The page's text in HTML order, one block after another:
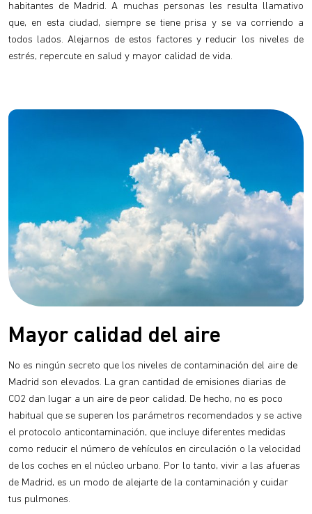
habitantes de Madrid. A muchas personas les resulta llamativo
que, en esta ciudad, siempre se tiene prisa y se va corriendo a
todos lados. Alejarnos de estos factores y reducir los niveles de
estrés, repercute en salud y mayor calidad de vida.
Mayor calidad del aire
No es ningún secreto que los niveles de contaminación del aire de
Madrid son elevados. La gran cantidad de emisiones diarias de
CO2 dan lugar a un aire de peor calidad. De hecho, no es poco
habitual que se superen los parámetros recomendados y se active
el protocolo anticontaminación, que incluye diferentes medidas
como reducir el número de vehículos en circulación o la velocidad
de los coches en el núcleo urbano. Por lo tanto, vivir a las afueras
de Madrid, es un modo de alejarte de la contaminación y cuidar
tus pulmones.